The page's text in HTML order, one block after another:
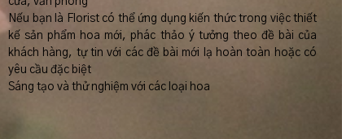
Nếu bạn là Florist có thể ứng dụng kiến thức trong việc thiết
kế sản phẩm hoa mới, phác thảo ý tưởng theo đề bài của
khách hàng, tự tin với các đề bài mới lạ hoàn toàn hoặc có
yêu cầu đặc biệt
Sáng tạo và thử nghiệm với các loại hoa